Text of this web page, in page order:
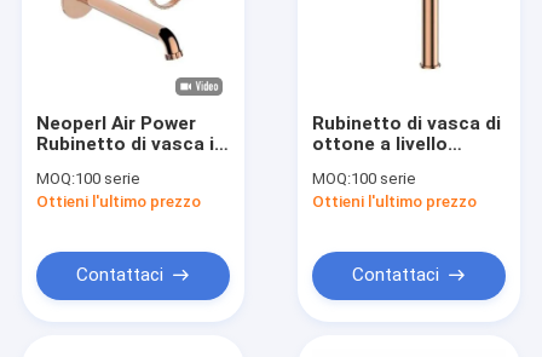
Neoperl Air Power
Rubinetto di vasca in
vasca in ottone
spazzolato Pop Up
MOQ:100 serie
Ottieni l'ultimo prezzo
Contattaci
Rubinetto di vasca di
ottone a livello
mm Rubinetto di
vasca da bagno in
MOQ:100 serie
Ottieni l'ultimo prezzo
Contattaci